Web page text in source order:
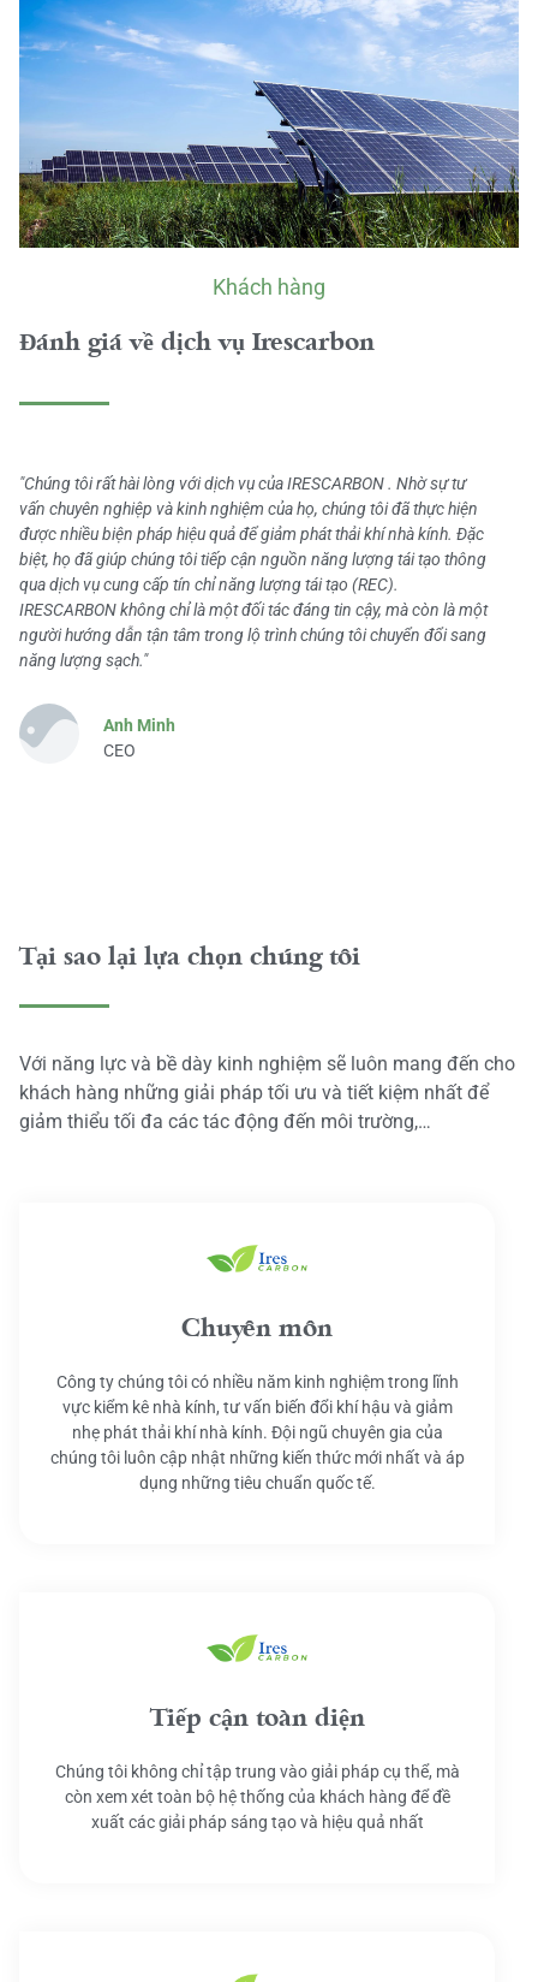
Khách hàng
Đánh giá về dịch vụ Irescarbon
"Chúng tôi rất hài lòng với dịch vụ của IRESCARBON . Nhờ sự tư
vấn chuyên nghiệp và kinh nghiệm của họ, chúng tôi đã thực hiện
được nhiều biện pháp hiệu quả để giảm phát thải khí nhà kính. Đặc
biệt, họ đã giúp chúng tôi tiếp cận nguồn năng lượng tái tạo thông
qua dịch vụ cung cấp tín chỉ năng lượng tái tạo (REC).
IRESCARBON không chỉ là một đối tác đáng tin cậy, mà còn là một
người hướng dẫn tận tâm trong lộ trình chúng tôi chuyển đổi sang
năng lượng sạch."
Anh Minh
CEO
Tại sao lại lựa chọn chúng tôi
Với năng lực và bề dày kinh nghiệm sẽ luôn mang đến cho
khách hàng những giải pháp tối ưu và tiết kiệm nhất để
giảm thiểu tối đa các tác động đến môi trường,…
Chuyên môn
Công ty chúng tôi có nhiều năm kinh nghiệm trong lĩnh
vực kiểm kê nhà kính, tư vấn biến đổi khí hậu và giảm
nhẹ phát thải khí nhà kính. Đội ngũ chuyên gia của
chúng tôi luôn cập nhật những kiến thức mới nhất và áp
dụng những tiêu chuẩn quốc tế.
Tiếp cận toàn diện
Chúng tôi không chỉ tập trung vào giải pháp cụ thể, mà
còn xem xét toàn bộ hệ thống của khách hàng để đề
xuất các giải pháp sáng tạo và hiệu quả nhất